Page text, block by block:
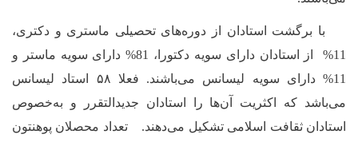
با برگشت استادان از دوره‌های تحصیلی ماستری و دکتری،
11% از استادان دارای سویه دکتورا، 81% دارای سویه ماستر و
11% دارای سویه لیسانس می‌باشند. فعلا ۵۸ استاد لیسانس
می‌باشد که اکثریت آنها را استادان جدیدالتقرر و به‌خصوص
استادان ثقافت اسلامی تشکیل می‌دهند. تعداد محصلان پوهنتون